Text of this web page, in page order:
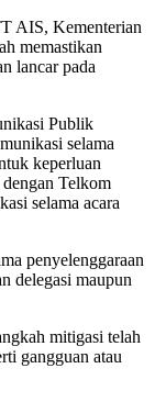
AIS, Kementerian
memastikan
lancar pada
Publik
selama
keperluan
Telkom
selama acara
penyelenggaraan
delegasi maupun
mitigasi telah
gangguan atau